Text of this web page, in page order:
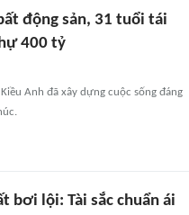
động sản, 31 tuổi tái
400 tỷ
Anh đã xây dựng cuộc sống đáng
bơi lội: Tài sắc chuẩn ái